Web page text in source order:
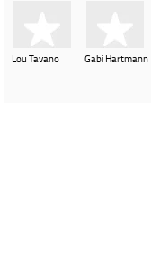
Lou Tavano Gabi Hartmann